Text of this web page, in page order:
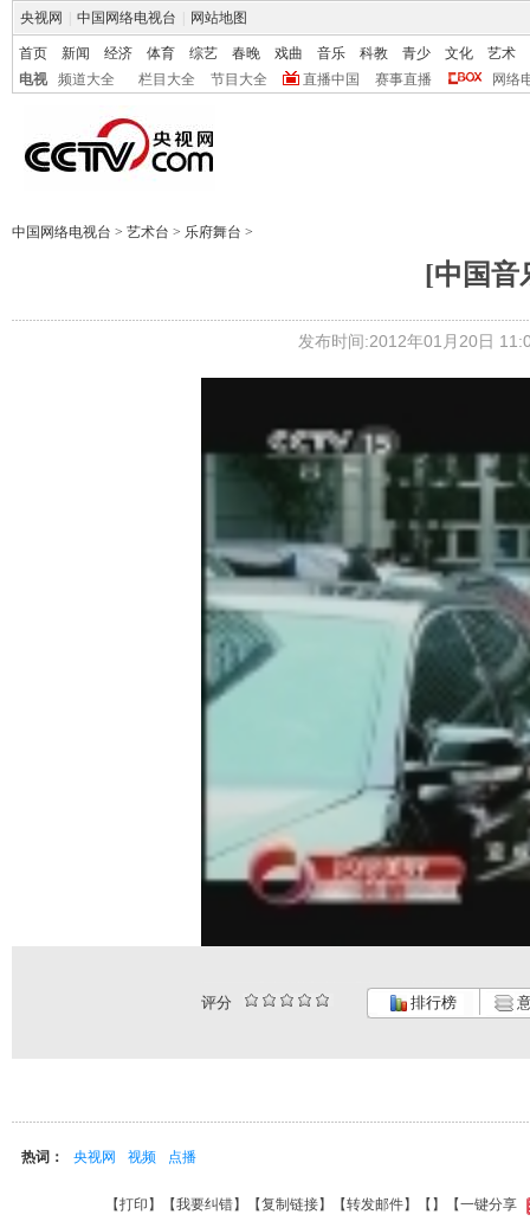
央视网 中国网络电视台 网站地图
首页 新闻 经济 体育 综艺 春晚 戏曲 音乐 科教 青少 文化
艺术
电视
频道大全 栏目大全 节目大全 直播中国 赛事直播 网络
中国网络电视台 > 艺术台 > 乐府舞台 >
[中国音
发布时间:2012年01月20日
评分 排行榜
热词： 央视网 视频 点播
【打印 】【我要纠错】【复制链接】【转发邮件】【 】 【一键分享